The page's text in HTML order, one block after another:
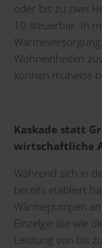
oder bis zu zwei
10 steuerbar. In
Wohneinheiten
können mühelos
Kaskade statt
wirtschaftliche
Während sich in
bereits etabliert
Wärmepumpen
Einzelgeräte wie
Leistung von bis